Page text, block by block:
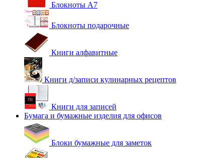
Блокноты А7
Блокноты подарочные
Книги алфавитные
Книги д/записи кулинарных рецептов
Книги для записей
Бумага и бумажные изделия для офисов
Блоки бумажные для заметок